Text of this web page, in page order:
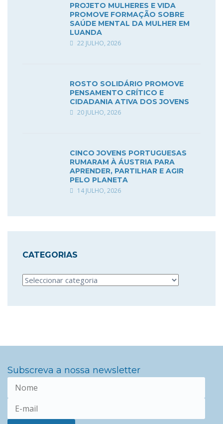
PROJETO MULHERES E VIDA
PROMOVE FORMAÇÃO SOBRE
SAÚDE MENTAL DA MULHER EM
LUANDA
22 JULHO, 2026
ROSTO SOLIDÁRIO PROMOVE
PENSAMENTO CRÍTICO E
CIDADANIA ATIVA DOS JOVENS
20 JULHO, 2026
CINCO JOVENS PORTUGUESAS
RUMARAM À ÁUSTRIA PARA
APRENDER, PARTILHAR E AGIR
PELO PLANETA
14 JULHO, 2026
CATEGORIAS
Categorias
Subscreva a nossa newsletter